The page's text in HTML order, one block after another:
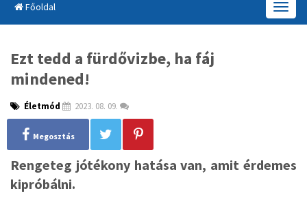
Főoldal
T
o
t
Ezt tedd a fürdővizbe, ha fáj
mindened!
Életmód 2023. 08. 09.
Megosztás
Rengeteg jótékony hatása van, amit érdemes
kipróbálni.